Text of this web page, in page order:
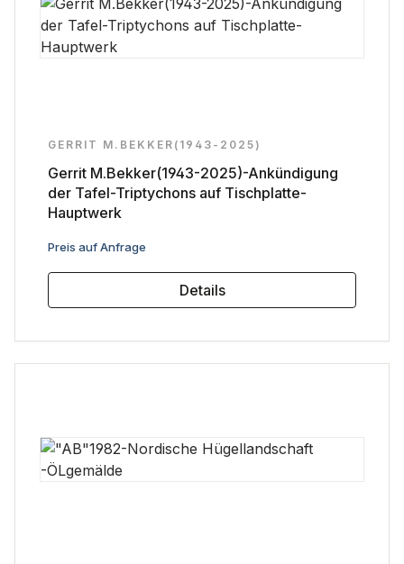
GERRIT M.BEKKER(1943-2025)
Gerrit M.Bekker(1943-2025)-Ankündigung
der Tafel-Triptychons auf Tischplatte-
Hauptwerk
Regulärer Preis:
Preis auf Anfrage
Details